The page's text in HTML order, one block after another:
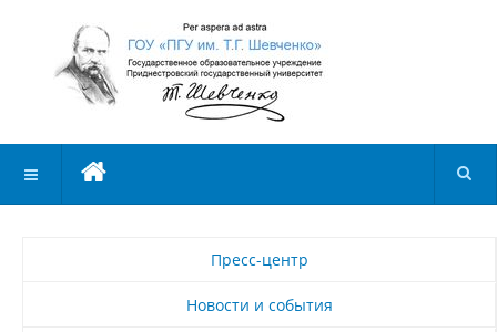
Пресс-центр
Новости и события